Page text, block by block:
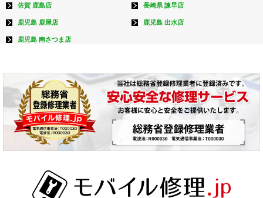
佐賀 鹿島店 長崎県 諫早店
鹿児島 鹿屋店 鹿児島 出水店
鹿児島 南さつま店